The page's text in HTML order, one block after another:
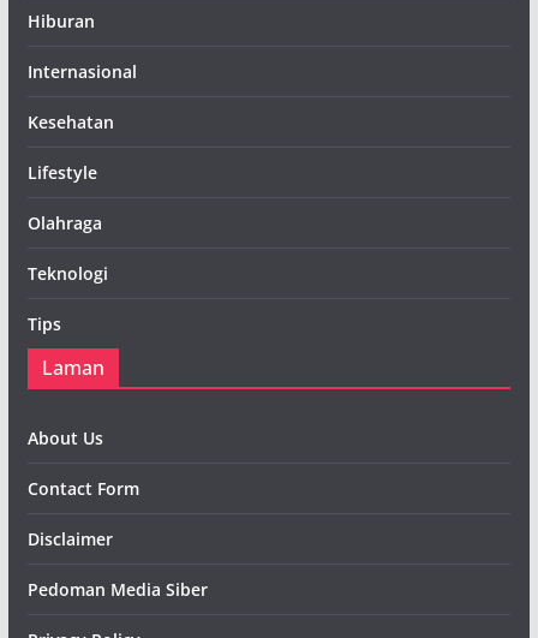
Hiburan
Internasional
Kesehatan
Lifestyle
Olahraga
Teknologi
Tips
Laman
About Us
Contact Form
Disclaimer
Pedoman Media Siber